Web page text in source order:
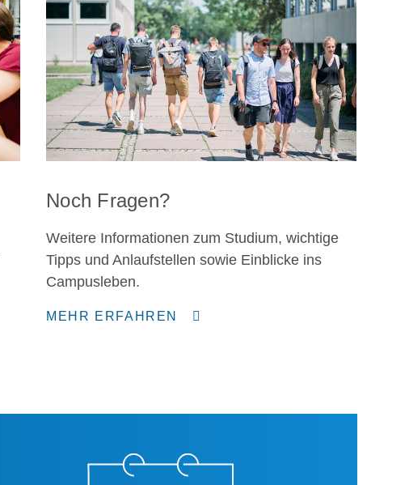
Noch Fragen?
Weitere Informationen zum Studium, wichtige
Tipps und Anlaufstellen sowie Einblicke ins
Campusleben.
MEHR ERFAHREN